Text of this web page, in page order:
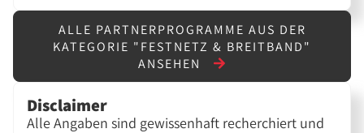
ALLE PARTNERPROGRAMME AUS DER
KATEGORIE "FESTNETZ & BREITBAND"
ANSEHEN
Disclaimer
Alle Angaben sind gewissenhaft recherchiert und